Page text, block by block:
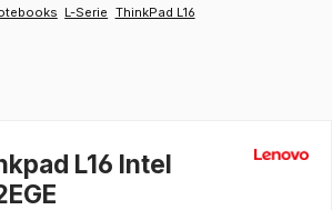
L-Serie ThinkPad L16
L16 Intel